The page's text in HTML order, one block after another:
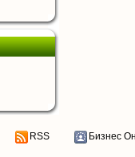
RSS Бизнес